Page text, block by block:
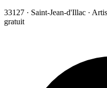
33127 · Saint-Jean-d'Illac ·
gratuit